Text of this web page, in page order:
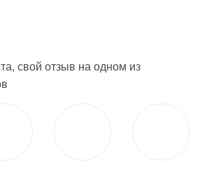
свой отзыв на одном из